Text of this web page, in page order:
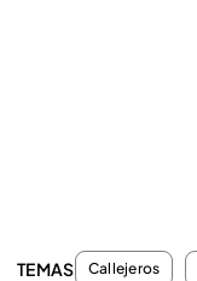
TEMAS Callejeros